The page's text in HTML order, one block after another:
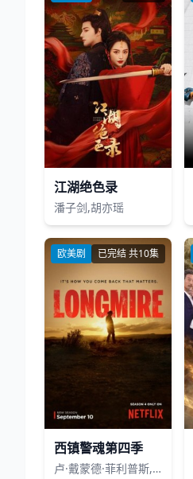
江湖绝色录
潘子剑,胡亦瑶
欧美剧 已完结 共10集
西镇警魂第四季
卢·戴蒙德·菲利普斯,凯缇·萨克霍夫